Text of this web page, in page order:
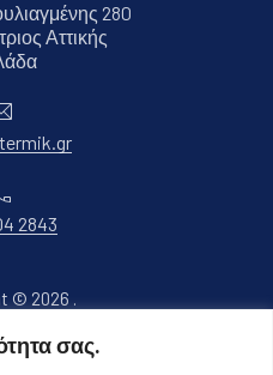
σας.
280
Αττικής
Νέο παράθυρο
2843
© 2026 .
παράθυρο